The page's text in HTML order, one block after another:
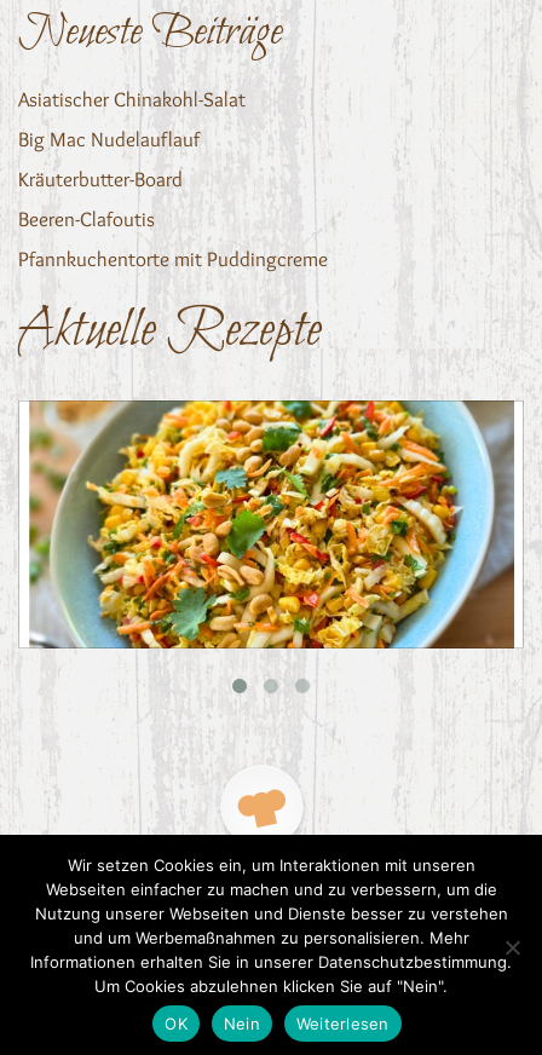
Neueste Beiträge
Asiatischer Chinakohl-Salat
Big Mac Nudelauflauf
Kräuterbutter-Board
Beeren-Clafoutis
Pfannkuchentorte mit Puddingcreme
Aktuelle Rezepte
Asiatischer Chinakohl-Salat
2015 CookPress. All right reserved.Datenschutz
Wir setzen Cookies ein, um Interaktionen mit unseren
Webseiten einfacher zu machen und zu verbessern, um die
Nutzung unserer Webseiten und Dienste besser zu verstehen
und um Werbemaßnahmen zu personalisieren. Mehr
Informationen erhalten Sie in unserer Datenschutzbestimmung.
Um Cookies abzulehnen klicken Sie auf "Nein".
OK
Nein Weiterlesen